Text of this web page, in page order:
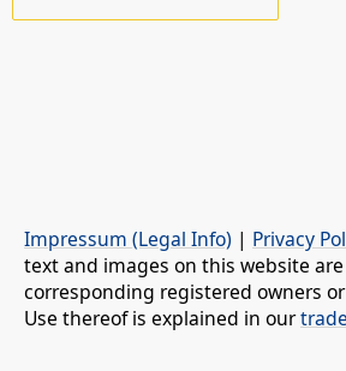
Impressum (Legal Info) | Privacy
text and images on this website
corresponding registered owners
Use thereof is explained in our